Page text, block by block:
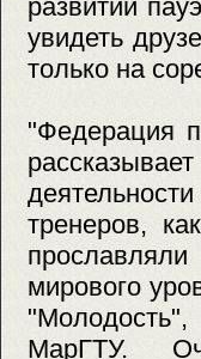
развитии
увидеть
только на
"Федерация
тренеров,
мирового
МарГТУ.